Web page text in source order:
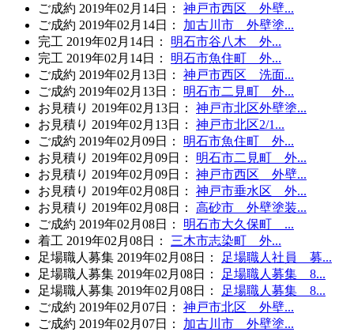
ご成約 2019年02月14日 ：
神戸市西区 外壁...
ご成約 2019年02月14日 ：
加古川市 外壁塗...
完工 2019年02月14日 ：
明石市谷八木 外...
完工 2019年02月14日 ：
明石市魚住町 外...
ご成約 2019年02月13日 ：
神戸市西区 洗面...
ご成約 2019年02月13日 ：
明石市二見町 外...
お見積り 2019年02月13日 ：
神戸市北区外壁塗...
お見積り 2019年02月13日 ：
神戸市北区2/1...
ご成約 2019年02月09日 ：
明石市魚住町 外...
お見積り 2019年02月09日 ：
明石市二見町 外...
お見積り 2019年02月09日 ：
神戸市西区 外壁...
お見積り 2019年02月08日 ：
神戸市垂水区 外...
お見積り 2019年02月08日 ：
高砂市 外壁塗装...
ご成約 2019年02月08日 ：
明石市大久保町 ...
着工 2019年02月08日 ：
三木市志染町 外...
足場職人募集 2019年02月08日 ：
足場職人社員 募...
足場職人募集 2019年02月08日 ：
足場職人募集 8...
足場職人募集 2019年02月08日 ：
足場職人募集 8...
ご成約 2019年02月07日 ：
神戸市北区 外壁...
ご成約 2019年02月07日 ：
加古川市 外壁塗...